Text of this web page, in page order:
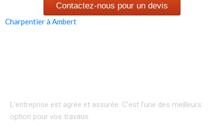
Contactez-nous pour un devis
Charpentier à Ambert
L’entreprise est agrée et assurée. C’est l’une des meilleurs
option pour vos travaux.